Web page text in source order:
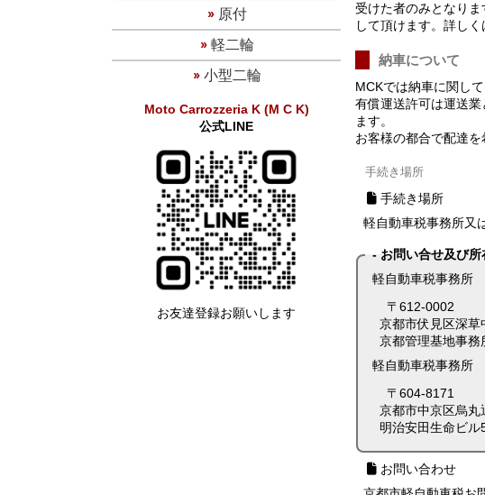
受けた者のみとなり
して頂けます。詳しく
納車について
MCKでは納車に関し
有償運送許可は運送
ます。
お客様の都合で配達
手続き場所
手続き場所
軽自動車税事務所又
お問い合せ及び所
軽自動車税事務所
〒612-0002
京都市伏見区深草
京都管理基地事務
軽自動車税事務所
〒604-8171
京都市中京区烏丸
明治安田生命ビル
お問い合わせ
原付
軽二輪
小型二輪
Moto Carrozzeria K (M C K)
公式LINE
お友達登録お願いします